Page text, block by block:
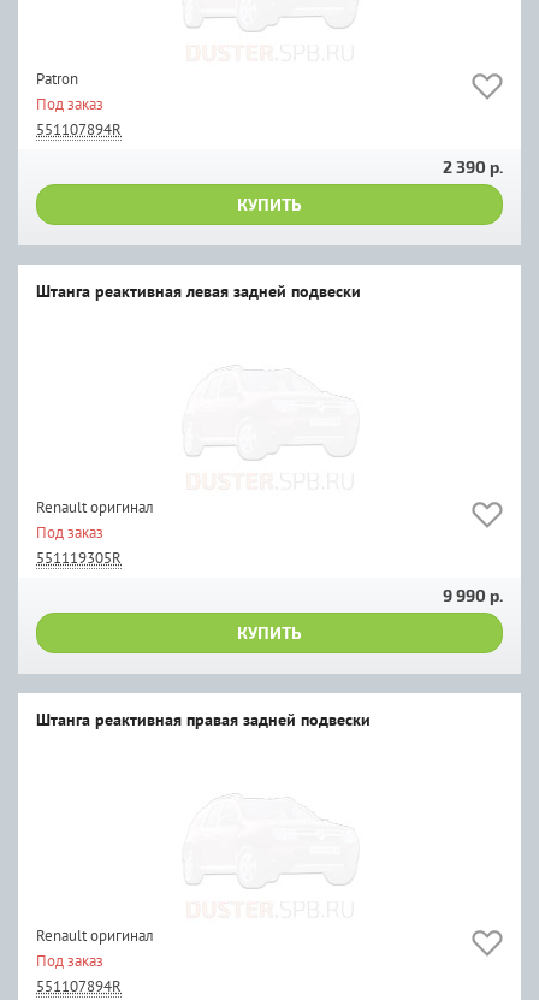
Patron
Под заказ
551107894R
2 390 р.
КУПИТЬ
Штанга реактивная левая задней подвески
Renault оригинал
Под заказ
551119305R
9 990 р.
КУПИТЬ
Штанга реактивная правая задней подвески
Renault оригинал
Под заказ
551107894R